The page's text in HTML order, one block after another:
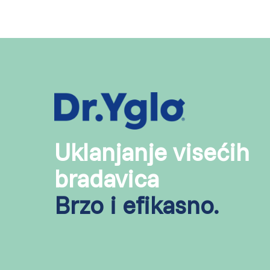
Uklanjanje visećih
bradavica
Brzo i efikasno.